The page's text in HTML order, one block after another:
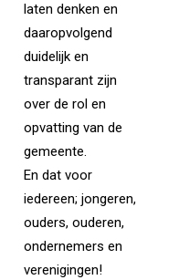
laten denken en
daaropvolgend
duidelijk en
transparant zijn
over de rol en
opvatting van de
gemeente.
En dat voor
iedereen; jongeren,
ouders, ouderen,
ondernemers en
verenigingen!